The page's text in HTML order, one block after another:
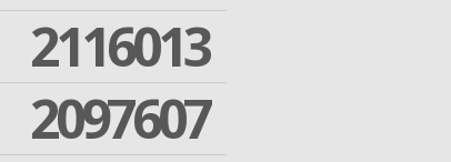
2116013
2097607